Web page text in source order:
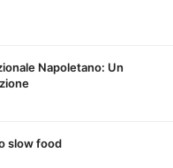
Napoletano: Un
slow food